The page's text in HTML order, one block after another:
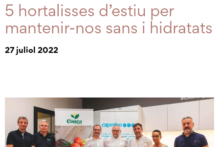
5 hortalisses d’estiu per
mantenir-nos sans i hidratats
27 juliol 2022